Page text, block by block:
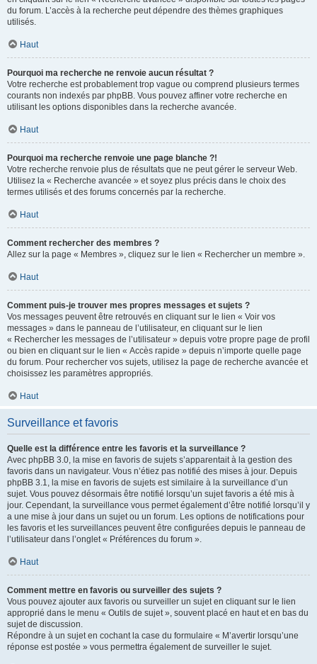
du forum. L’accès à la recherche peut dépendre des thèmes graphiques
utilisés.
Haut
Pourquoi ma recherche ne renvoie aucun résultat ?
Votre recherche est probablement trop vague ou comprend plusieurs termes
courants non indexés par phpBB. Vous pouvez affiner votre recherche en
utilisant les options disponibles dans la recherche avancée.
Haut
Pourquoi ma recherche renvoie une page blanche ?!
Votre recherche renvoie plus de résultats que ne peut gérer le serveur Web.
Utilisez la « Recherche avancée » et soyez plus précis dans le choix des
termes utilisés et des forums concernés par la recherche.
Haut
Comment rechercher des membres ?
Allez sur la page « Membres », cliquez sur le lien « Rechercher un membre ».
Haut
Comment puis-je trouver mes propres messages et sujets ?
Vos messages peuvent être retrouvés en cliquant sur le lien « Voir vos
messages » dans le panneau de l’utilisateur, en cliquant sur le lien
« Rechercher les messages de l’utilisateur » depuis votre propre page de profil
ou bien en cliquant sur le lien « Accès rapide » depuis n’importe quelle page
du forum. Pour rechercher vos sujets, utilisez la page de recherche avancée et
choisissez les paramètres appropriés.
Haut
Surveillance et favoris
Quelle est la différence entre les favoris et la surveillance ?
Avec phpBB 3.0, la mise en favoris de sujets s’apparentait à la gestion des
favoris dans un navigateur. Vous n’étiez pas notifié des mises à jour. Depuis
phpBB 3.1, la mise en favoris de sujets est similaire à la surveillance d’un
sujet. Vous pouvez désormais être notifié lorsqu’un sujet favoris a été mis à
jour. Cependant, la surveillance vous permet également d’être notifié lorsqu’il y
a une mise à jour dans un sujet ou un forum. Les options de notifications pour
les favoris et les surveillances peuvent être configurées depuis le panneau de
l’utilisateur dans l’onglet « Préférences du forum ».
Haut
Comment mettre en favoris ou surveiller des sujets ?
Vous pouvez ajouter aux favoris ou surveiller un sujet en cliquant sur le lien
approprié dans le menu « Outils de sujet », souvent placé en haut et en bas du
sujet de discussion.
Répondre à un sujet en cochant la case du formulaire « M’avertir lorsqu’une
réponse est postée » vous permettra également de surveiller le sujet.